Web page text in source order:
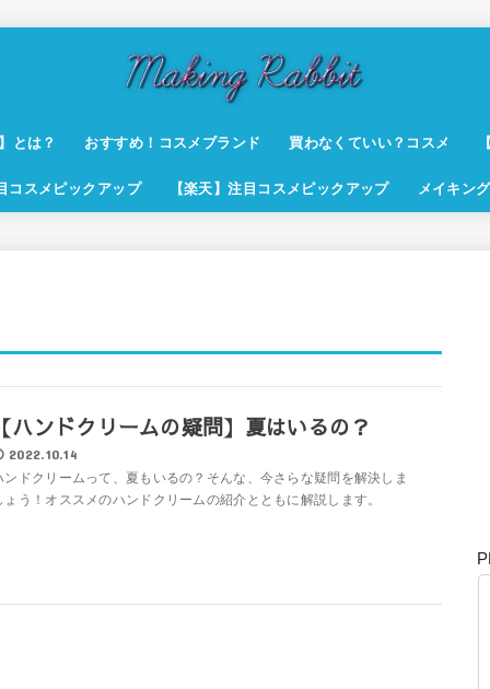
とは？ おすすめ！コスメブランド 買わなくていい？コスメ
コスメピックアップ 【楽天】注目コスメピックアップ メイキン
ハンドクリームの疑問】夏はいるの？
2022.10.14
ンドクリームって、夏もいるの？そんな、今さらな疑問を解決しま
ょう！オススメのハンドクリームの紹介とともに解説します。